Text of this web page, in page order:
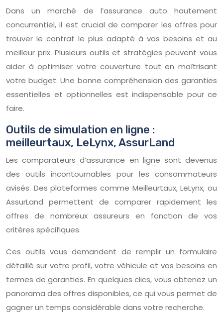
Dans un marché de l’assurance auto hautement
concurrentiel, il est crucial de comparer les offres pour
trouver le contrat le plus adapté à vos besoins et au
meilleur prix. Plusieurs outils et stratégies peuvent vous
aider à optimiser votre couverture tout en maîtrisant
votre budget. Une bonne compréhension des garanties
essentielles et optionnelles est indispensable pour ce
faire.
Outils de simulation en ligne :
meilleurtaux, LeLynx, AssurLand
Les comparateurs d’assurance en ligne sont devenus
des outils incontournables pour les consommateurs
avisés. Des plateformes comme Meilleurtaux, LeLynx, ou
AssurLand permettent de comparer rapidement les
offres de nombreux assureurs en fonction de vos
critères spécifiques.
Ces outils vous demandent de remplir un formulaire
détaillé sur votre profil, votre véhicule et vos besoins en
termes de garanties. En quelques clics, vous obtenez un
panorama des offres disponibles, ce qui vous permet de
gagner un temps considérable dans votre recherche.